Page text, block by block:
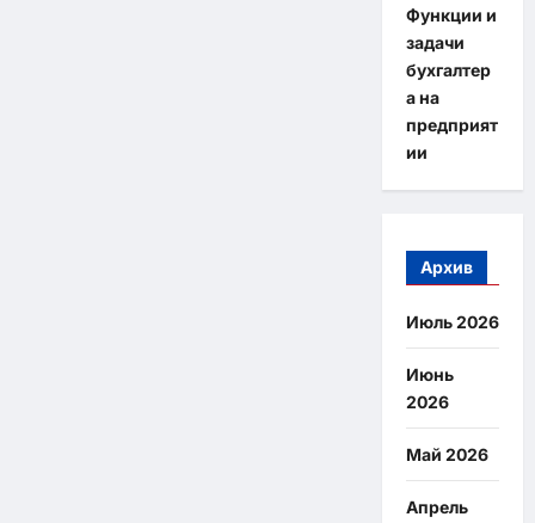
Функции и
задачи
бухгалтер
а на
предприят
ии
Архив
Июль 2026
Июнь
2026
Май 2026
Апрель